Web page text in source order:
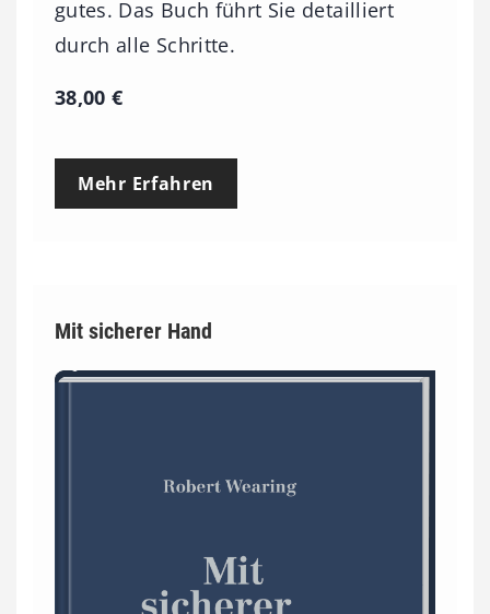
gutes. Das Buch führt Sie detailliert
durch alle Schritte.
38,00€
Mehr Erfahren
Mit sicherer Hand